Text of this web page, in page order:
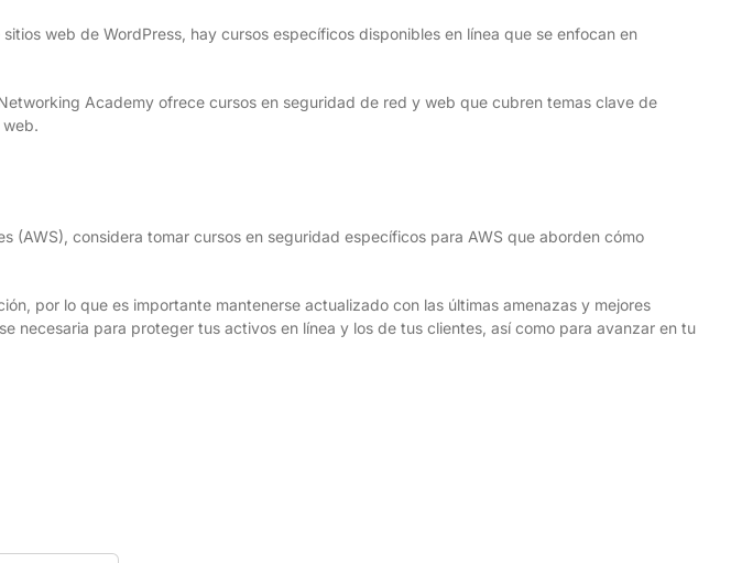
web de WordPress, hay cursos específicos disponibles en línea que se enfocan en
Academy ofrece cursos en seguridad de red y web que cubren temas clave de
(AWS), considera tomar cursos en seguridad específicos para AWS que aborden cómo
por lo que es importante mantenerse actualizado con las últimas amenazas y mejores
necesaria para proteger tus activos en línea y los de tus clientes, así como para avanzar en tu